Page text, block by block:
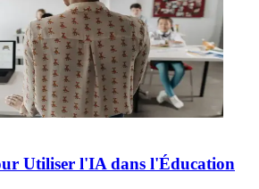
Utiliser l'IA dans l'Éducation